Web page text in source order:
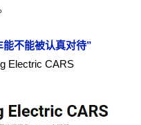
不能被认真对待”
Electric CARS